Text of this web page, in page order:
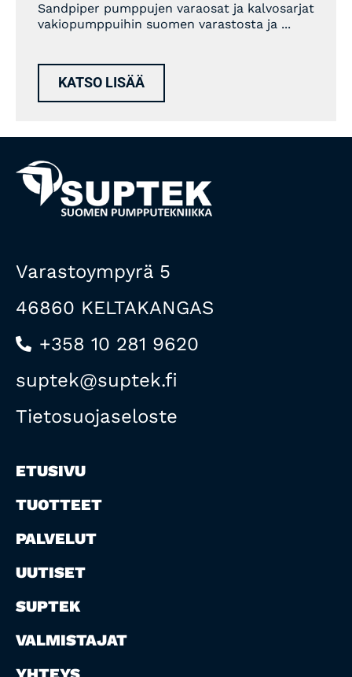
Sandpiper pumppujen varaosat ja kalvosarjat
vakiopumppuihin suomen varastosta ja ...
KATSO LISÄÄ
Varastoympyrä 5
46860 KELTAKANGAS
+358 10 281 9620
suptek@suptek.fi
Tietosuojaseloste
ETUSIVU
TUOTTEET
PALVELUT
UUTISET
SUPTEK
VALMISTAJAT